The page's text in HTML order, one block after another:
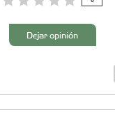
Dejar opinión